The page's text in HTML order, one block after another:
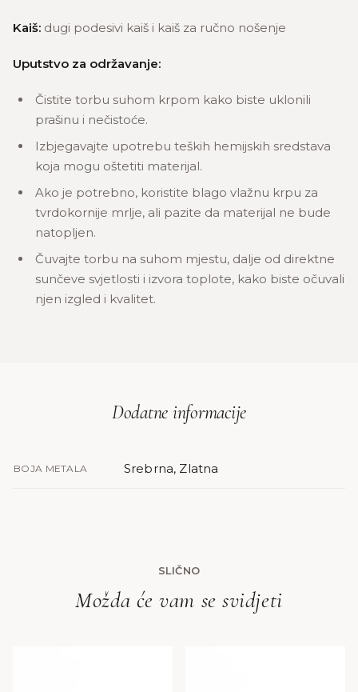
Kaiš: dugi podesivi kaiš i kaiš za ručno nošenje
Uputstvo za održavanje:
Čistite torbu suhom krpom kako biste uklonili
prašinu i nečistoće.
Izbjegavajte upotrebu teških hemijskih sredstava
koja mogu oštetiti materijal.
Ako je potrebno, koristite blago vlažnu krpu za
tvrdokornije mrlje, ali pazite da materijal ne bude
natopljen.
Čuvajte torbu na suhom mjestu, dalje od direktne
sunčeve svjetlosti i izvora toplote, kako biste očuvali
njen izgled i kvalitet.
Dodatne informacije
BOJA METALA Srebrna, Zlatna
SLIČNO
Možda će vam se svidjeti